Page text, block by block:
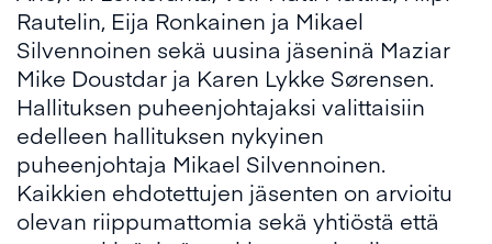
Rautelin, Eija Ronkainen ja Mikael
Silvennoinen sekä uusina jäseninä Maziar
Mike Doustdar ja Karen Lykke Sørensen.
Hallituksen puheenjohtajaksi valittaisiin
edelleen hallituksen nykyinen
puheenjohtaja Mikael Silvennoinen.
Kaikkien ehdotettujen jäsenten on arvioitu
olevan riippumattomia sekä yhtiöstä että